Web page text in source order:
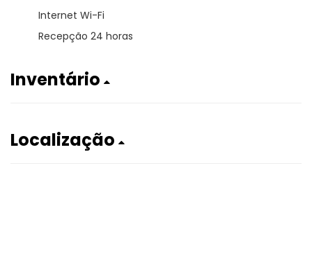
Internet Wi-Fi
Recepção 24 horas
Inventário
Localização